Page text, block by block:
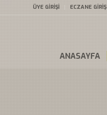
ÜYE GİRİŞİ ECZANE GİRİŞ
ANASAYFA